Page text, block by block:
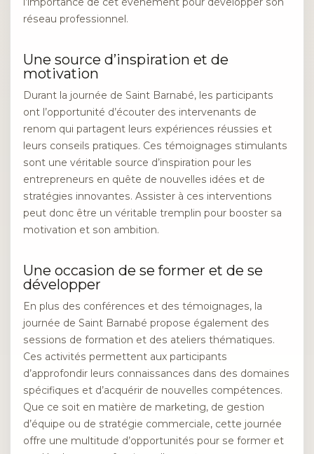
réseau professionnel.
Une source d’inspiration et de
motivation
Durant la journée de Saint Barnabé, les participants
ont l’opportunité d’écouter des intervenants de
renom qui partagent leurs expériences réussies et
leurs conseils pratiques. Ces témoignages stimulants
sont une véritable source d’inspiration pour les
entrepreneurs en quête de nouvelles idées et de
stratégies innovantes. Assister à ces interventions
peut donc être un véritable tremplin pour booster sa
motivation et son ambition.
Une occasion de se former et de se
développer
En plus des conférences et des témoignages, la
journée de Saint Barnabé propose également des
sessions de formation et des ateliers thématiques.
Ces activités permettent aux participants
d’approfondir leurs connaissances dans des domaines
spécifiques et d’acquérir de nouvelles compétences.
Que ce soit en matière de marketing, de gestion
d’équipe ou de stratégie commerciale, cette journée
offre une multitude d’opportunités pour se former et